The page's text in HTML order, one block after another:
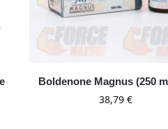
Boldenone Magnus (250
38,79 €